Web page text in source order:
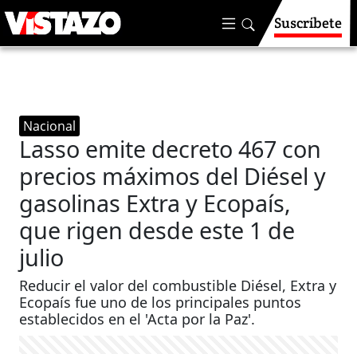
Suscríbete
Nacional
Lasso emite decreto 467 con
precios máximos del Diésel y
gasolinas Extra y Ecopaís,
que rigen desde este 1 de
julio
Reducir el valor del combustible Diésel, Extra y
Ecopaís fue uno de los principales puntos
establecidos en el 'Acta por la Paz'.